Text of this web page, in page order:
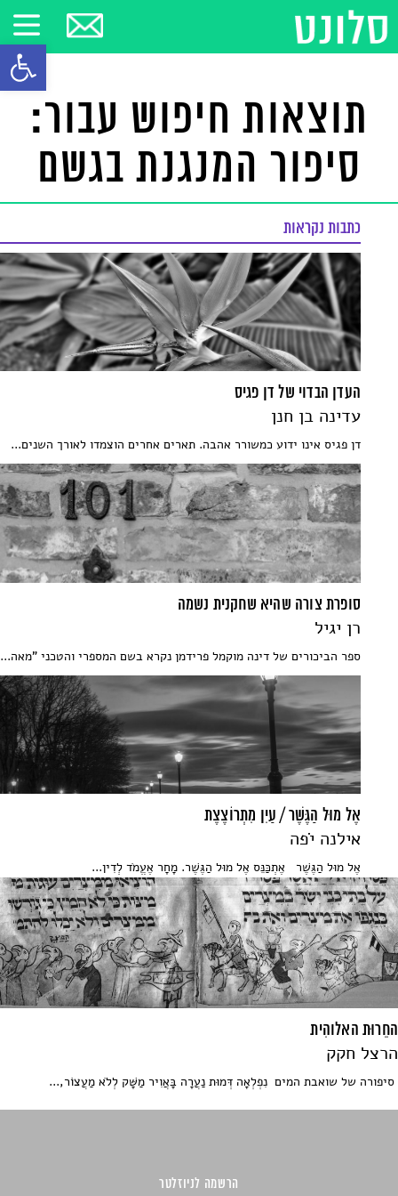
פתח
תוצאות חיפוש עבור:
סיפור המנגנת בגשם
כתבות נקראות
העדן הבדוי של דן פגיס
עדינה בן חנן
דן פגיס אינו ידוע כמשורר אהבה. תארים אחרים הוצמדו לאורך השנים...
סופרת צורה שהיא שחקנית נשמה
רן יגיל
ספר הביכורים של דינה מוקמל פרידמן נקרא בשם המספרי והטכני "מאה...
אֶל מוּל הַגֶּשֶׁר / עַיִן מִתְרוֹצֶצֶת
אילנה יֹֹפה
אֶל מוּל הַגֶּשֶׁר אֶתְכַּנֵּס אֶל מוּל הַגֶּשֶׁר. מָחָר אֶעֱמֹד לְדִין...
החֵרוּת האלוהִית
הרצל חקק
סיפורה של שואבת המים נִפְלְאָה דְּמוּת נַעֲרָה בָּאֲוִיר מַשָּׁק לְלֹא מַעֲצוֹר,...
הרשמה לניוזלטר